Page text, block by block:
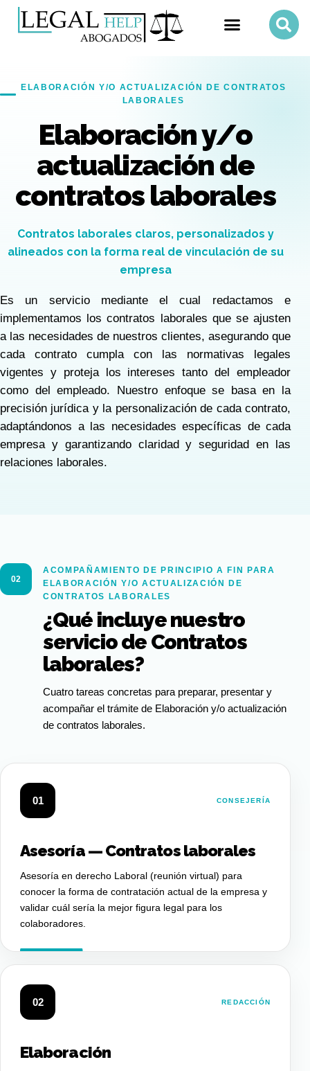
ELABORACIÓN Y/O ACTUALIZACIÓN DE CONTRATOS
LABORALES
Elaboración y/o
actualización de
contratos laborales
Contratos laborales claros, personalizados y
alineados con la forma real de vinculación de su
empresa
Es un servicio mediante el cual redactamos e
implementamos los contratos laborales que se ajusten
a las necesidades de nuestros clientes, asegurando que
cada contrato cumpla con las normativas legales
vigentes y proteja los intereses tanto del empleador
como del empleado. Nuestro enfoque se basa en la
precisión jurídica y la personalización de cada contrato,
adaptándonos a las necesidades específicas de cada
empresa y garantizando claridad y seguridad en las
relaciones laborales.
02
ACOMPAÑAMIENTO DE PRINCIPIO A FIN PARA
ELABORACIÓN Y/O ACTUALIZACIÓN DE
CONTRATOS LABORALES
¿Qué incluye nuestro
servicio de Contratos
laborales?
Cuatro tareas concretas para preparar, presentar y
acompañar el trámite de Elaboración y/o actualización
de contratos laborales.
01 CONSEJERÍA
Asesoría — Contratos laborales
Asesoría en derecho Laboral (reunión virtual) para
conocer la forma de contratación actual de la empresa y
validar cuál sería la mejor figura legal para los
colaboradores.
02 REDACCIÓN
Elaboración